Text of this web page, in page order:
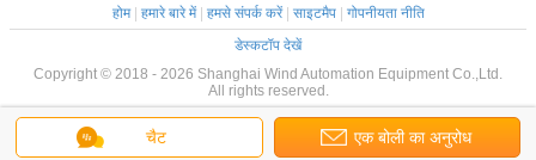
चैट एक बोली का अनुरोध
होम| हमारे बारे में| हमसे संपर्क करें| साइटमैप| गोपनीयता नीति
डेस्कटॉप देखें
Copyright © 2018 - 2026 Shanghai Wind Automation Equipment Co.,Ltd.
All rights reserved.